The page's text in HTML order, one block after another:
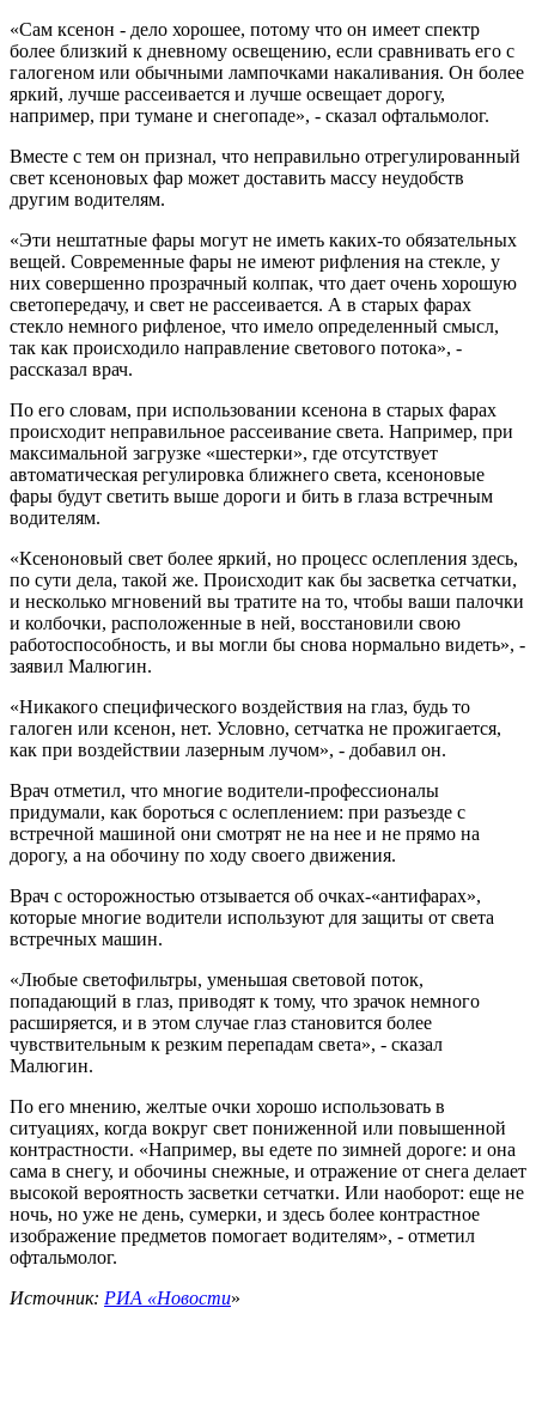
«Сам ксенон - дело хорошее, потому что он имеет спектр
более близкий к дневному освещению, если сравнивать его с
галогеном или обычными лампочками накаливания. Он более
яркий, лучше рассеивается и лучше освещает дорогу,
например, при тумане и снегопаде», - сказал офтальмолог.
Вместе с тем он признал, что неправильно отрегулированный
свет ксеноновых фар может доставить массу неудобств
другим водителям.
«Эти нештатные фары могут не иметь каких-то обязательных
вещей. Современные фары не имеют рифления на стекле, у
них совершенно прозрачный колпак, что дает очень хорошую
светопередачу, и свет не рассеивается. А в старых фарах
стекло немного рифленое, что имело определенный смысл,
так как происходило направление светового потока», -
рассказал врач.
По его словам, при использовании ксенона в старых фарах
происходит неправильное рассеивание света. Например, при
максимальной загрузке «шестерки», где отсутствует
автоматическая регулировка ближнего света, ксеноновые
фары будут светить выше дороги и бить в глаза встречным
водителям.
«Ксеноновый свет более яркий, но процесс ослепления здесь,
по сути дела, такой же. Происходит как бы засветка сетчатки,
и несколько мгновений вы тратите на то, чтобы ваши палочки
и колбочки, расположенные в ней, восстановили свою
работоспособность, и вы могли бы снова нормально видеть», -
заявил Малюгин.
«Никакого специфического воздействия на глаз, будь то
галоген или ксенон, нет. Условно, сетчатка не прожигается,
как при воздействии лазерным лучом», - добавил он.
Врач отметил, что многие водители-профессионалы
придумали, как бороться с ослеплением: при разъезде с
встречной машиной они смотрят не на нее и не прямо на
дорогу, а на обочину по ходу своего движения.
Врач с осторожностью отзывается об очках-«антифарах»,
которые многие водители используют для защиты от света
встречных машин.
«Любые светофильтры, уменьшая световой поток,
попадающий в глаз, приводят к тому, что зрачок немного
расширяется, и в этом случае глаз становится более
чувствительным к резким перепадам света», - сказал
Малюгин.
По его мнению, желтые очки хорошо использовать в
ситуациях, когда вокруг свет пониженной или повышенной
контрастности. «Например, вы едете по зимней дороге: и она
сама в снегу, и обочины снежные, и отражение от снега делает
высокой вероятность засветки сетчатки. Или наоборот: еще не
ночь, но уже не день, сумерки, и здесь более контрастное
изображение предметов помогает водителям», - отметил
офтальмолог.
Источник: РИА «Новости»